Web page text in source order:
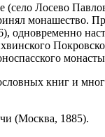
Лосево
монашество.
одновременно
книг и
(Москва, 1885).